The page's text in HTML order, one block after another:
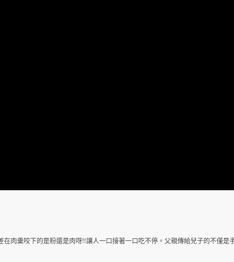
肉羹咬下的是粉還是肉呀!!讓人一口接著一口吃不停。父親傳給兒子的不僅是